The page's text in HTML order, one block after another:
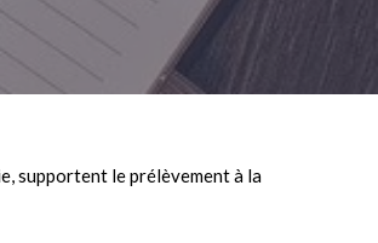
supportent le prélèvement à la